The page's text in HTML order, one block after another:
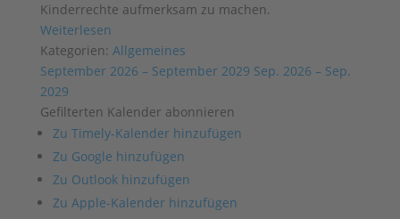
Kinderrechte aufmerksam zu machen.
Weiterlesen
Kategorien: Allgemeines
September 2026 – September 2029 Sep. 2026 – Sep.
2029
Gefilterten Kalender abonnieren
Zu Timely-Kalender hinzufügen
Zu Google hinzufügen
Zu Outlook hinzufügen
Zu Apple-Kalender hinzufügen